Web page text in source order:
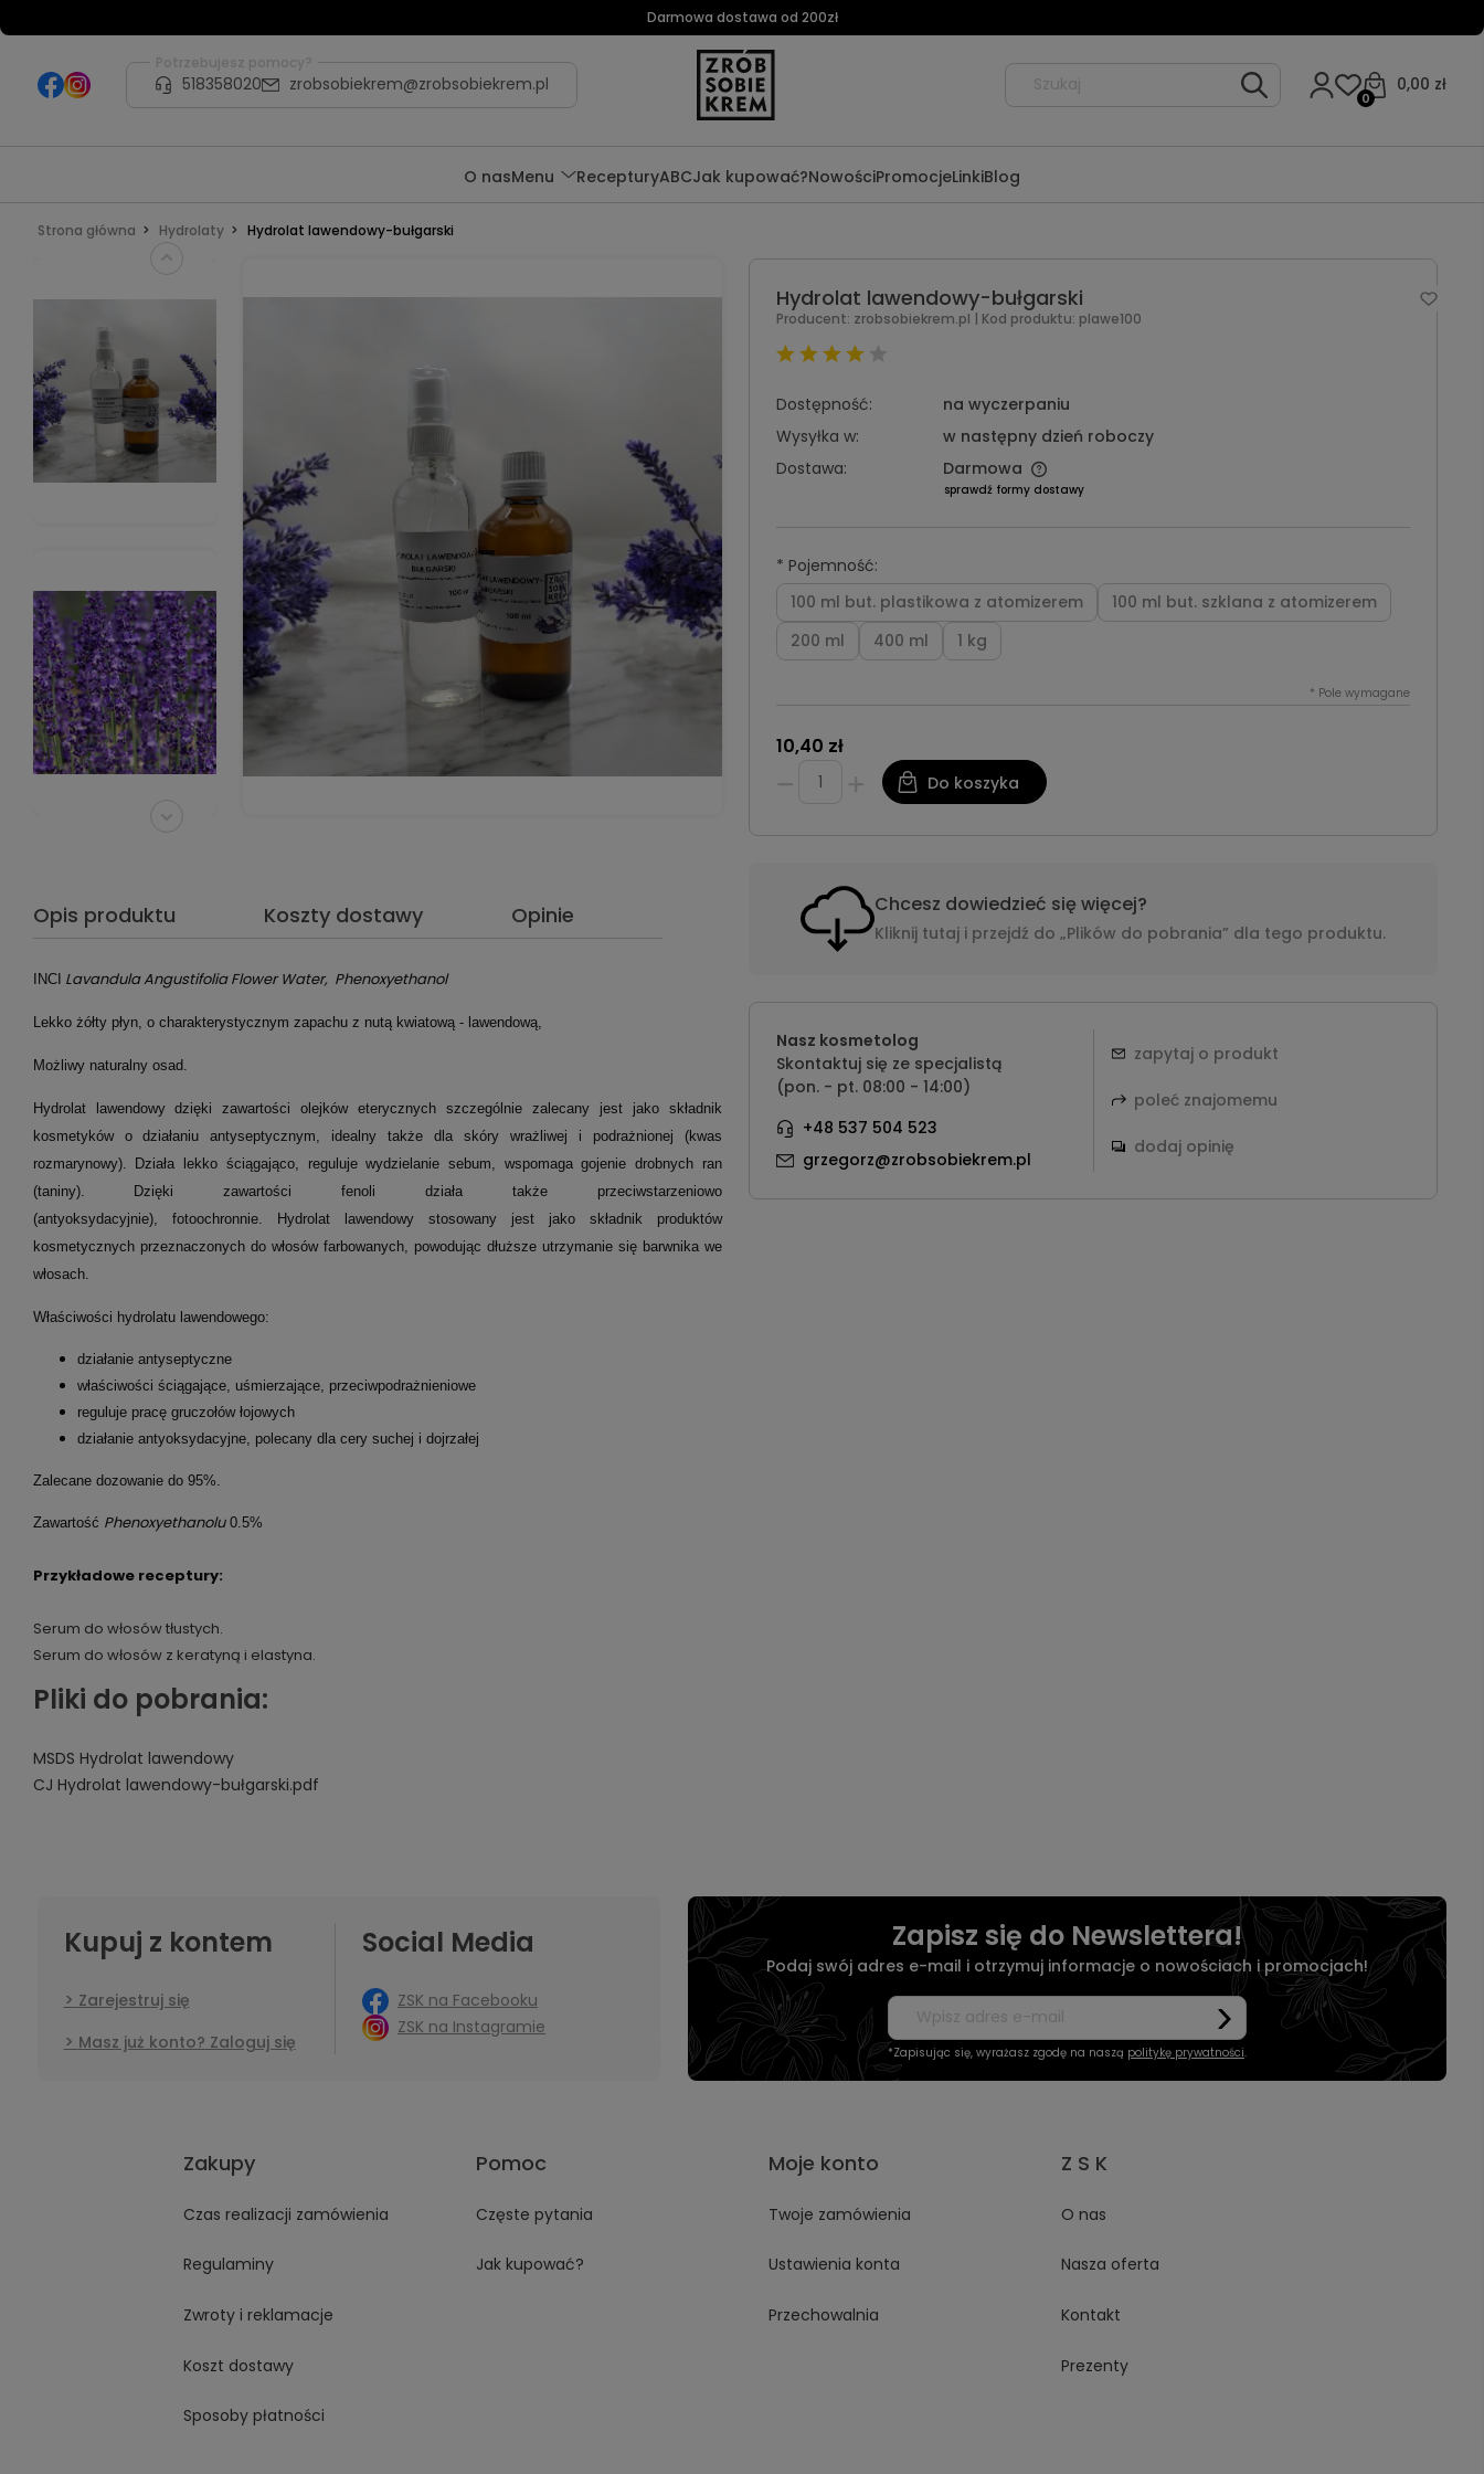
Darmowa dostawa od 200zł
Potrzebujesz pomocy?
518358020 zrobsobiekrem@zrobsobiekrem.pl 0,00 zł
0
O nasMenu RecepturyABCJak kupować?NowościPromocjeLinkiBlog
Strona główna Hydrolaty Hydrolat lawendowy-bułgarski
Opis produktu Koszty dostawy Opinie
INCI Lavandula Angustifolia Flower Water, Phenoxyethanol
Lekko żółty płyn, o charakterystycznym zapachu z nutą kwiatową - lawendową,
Możliwy naturalny osad.
Hydrolat lawendowy dzięki zawartości olejków eterycznych szczególnie zalecany jest jako składnik
kosmetyków o działaniu antyseptycznym, idealny także dla skóry wrażliwej i podrażnionej (kwas
rozmarynowy). Działa lekko ściągająco, reguluje wydzielanie sebum, wspomaga gojenie drobnych ran
(taniny). Dzięki zawartości fenoli działa także przeciwstarzeniowo
(antyoksydacyjnie), fotoochronnie. Hydrolat lawendowy stosowany jest jako składnik produktów
kosmetycznych przeznaczonych do włosów farbowanych, powodując dłuższe utrzymanie się barwnika we
włosach.
Właściwości hydrolatu lawendowego:
działanie antyseptyczne
właściwości ściągające, uśmierzające, przeciwpodrażnieniowe
reguluje pracę gruczołów łojowych
działanie antyoksydacyjne, polecany dla cery suchej i dojrzałej
Zalecane dozowanie do 95%.
Zawartość Phenoxyethanolu0.5%
Przykładowe receptury:
Serum do włosów tłustych.
Serum do włosów z keratyną i elastyna.
Pliki do pobrania:
MSDS Hydrolat lawendowy
CJ Hydrolat lawendowy-bułgarski.pdf
Hydrolat lawendowy-bułgarski
Producent: zrobsobiekrem.pl | Kod produktu: plawe100
Dostępność:
na wyczerpaniu
Wysyłka w:
w następny dzień roboczy
Dostawa:
Darmowa
sprawdź formy dostawy
* Pojemność:
100 ml but. plastikowa z atomizerem
100 ml but. szklana z atomizerem
200 ml
400 ml 1 kg
* Pole wymagane
10,40 zł
Do koszyka
Chcesz dowiedzieć się więcej?
Kliknij tutaj i przejdź do „Plików do pobrania” dla tego produktu.
Nasz kosmetolog
Skontaktuj się ze specjalistą
(pon. - pt. 08:00 - 14:00)
+48 537 504 523
grzegorz@zrobsobiekrem.pl
zapytaj o produkt
poleć znajomemu
dodaj opinię
Kupuj z kontem
Zarejestruj się
Masz już konto? Zaloguj się
Social Media
ZSK na Facebooku
ZSK na Instagramie
Zapisz się do Newslettera!
Podaj swój adres e-mail i otrzymuj informacje o nowościach i promocjach!
*Zapisując się, wyrażasz zgodę na naszą politykę prywatności.
Zakupy
Czas realizacji zamówienia
Regulaminy
Zwroty i reklamacje
Koszt dostawy
Sposoby płatności
Pomoc
Częste pytania
Jak kupować?
Moje konto
Twoje zamówienia
Ustawienia konta
Przechowalnia
Z S K
O nas
Nasza oferta
Kontakt
Prezenty